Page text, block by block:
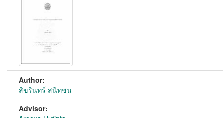
Author:
สิขรินทร์ สนิทชน
Advisor: